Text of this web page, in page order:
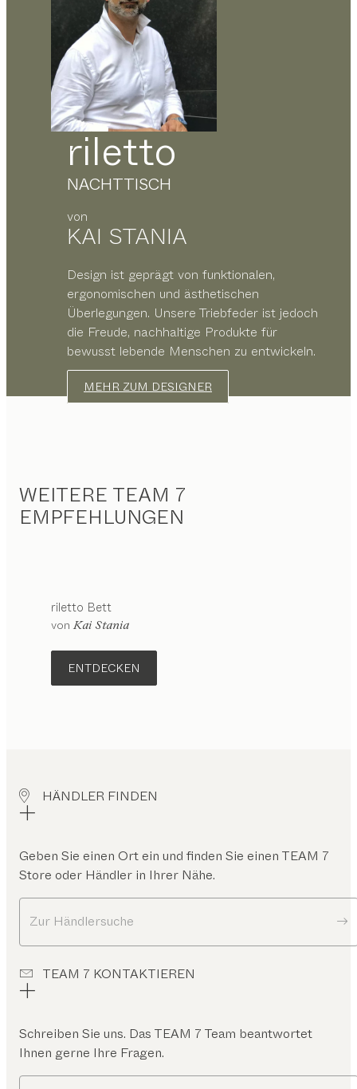
riletto
NACHTTISCH
von
KAI STANIA
Design ist geprägt von funktionalen,
ergonomischen und ästhetischen
Überlegungen. Unsere Triebfeder ist jedoch
die Freude, nachhaltige Produkte für
bewusst lebende Menschen zu entwickeln.
MEHR ZUM DESIGNER
WEITERE TEAM 7
EMPFEHLUNGEN
riletto Bett
von Kai Stania
ENTDECKEN
HÄNDLER FINDEN
Geben Sie einen Ort ein und finden Sie einen TEAM 7
Store oder Händler in Ihrer Nähe.
Zur Händlersuche
TEAM 7 KONTAKTIEREN
Schreiben Sie uns. Das TEAM 7 Team beantwortet
Ihnen gerne Ihre Fragen.